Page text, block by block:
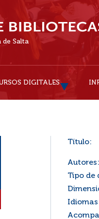
de Salta
DIGITALES
Título:
Autores:
Tipo de
Idiomas